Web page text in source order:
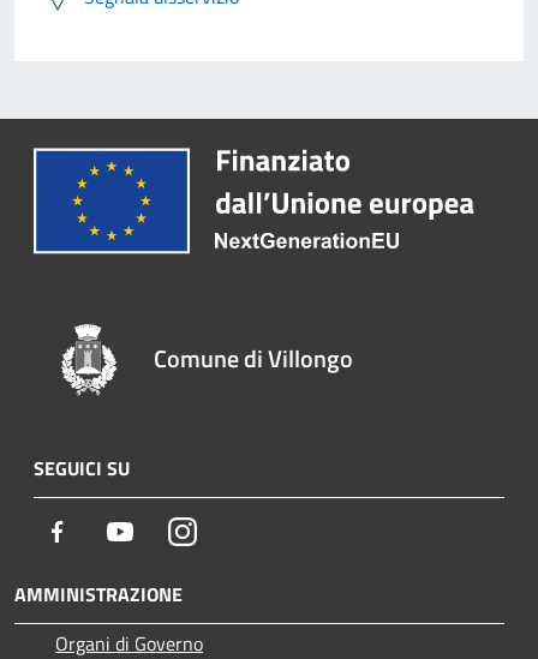
Comune di Villongo
SEGUICI SU
Facebook YoutubeInstagram
AMMINISTRAZIONE
Organi di Governo